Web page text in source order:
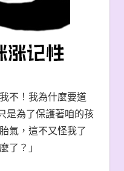
不！我為什麼要道
是為了保護著咱的孩
氣，這不又怪我了
了？」